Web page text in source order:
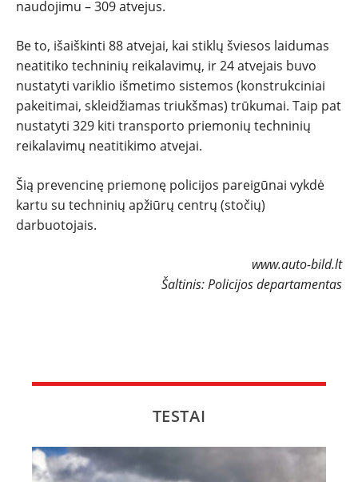
ĮVAIRENYBĖS
naudojimu – 309 atvejus.
Be to, išaiškinti 88 atvejai, kai stiklų šviesos laidumas
neatitiko techninių reikalavimų, ir 24 atvejais buvo
nustatyti variklio išmetimo sistemos (konstrukciniai
pakeitimai, skleidžiamas triukšmas) trūkumai. Taip pat
nustatyti 329 kiti transporto priemonių techninių
reikalavimų neatitikimo atvejai.
Šią prevencinę priemonę policijos pareigūnai vykdė
kartu su techninių apžiūrų centrų (stočių)
darbuotojais.
www.auto-bild.lt
Šaltinis: Policijos departamentas
TESTAI